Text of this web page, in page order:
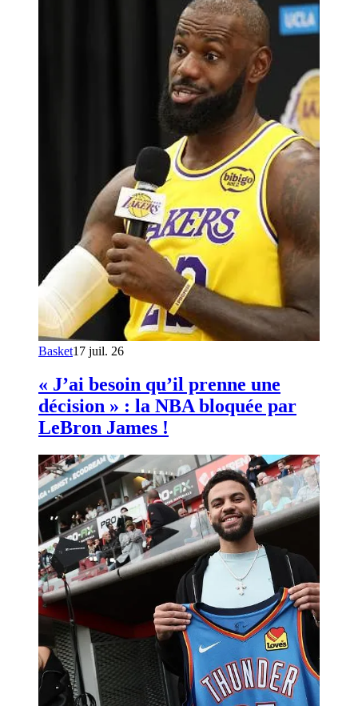
Basket17 juil. 26
« J’ai besoin qu’il prenne une
décision » : la NBA bloquée par
LeBron James !